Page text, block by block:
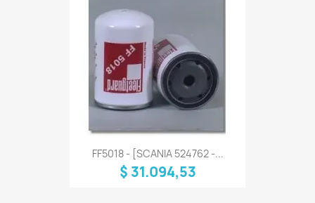
FF5018 - [SCANIA 524762 -...
$ 31.094,53